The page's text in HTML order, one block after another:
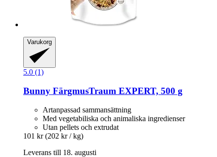
Varukorg
5.0 (1)
Bunny FärgmusTraum EXPERT, 500 g
Artanpassad sammansättning
Med vegetabiliska och animaliska ingredienser
Utan pellets och extrudat
101 kr (202 kr / kg)
Leverans till 18. augusti